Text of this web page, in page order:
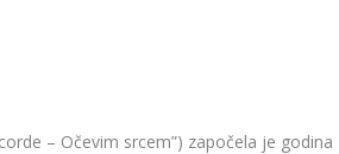
– Očevim srcem”) započela je godina